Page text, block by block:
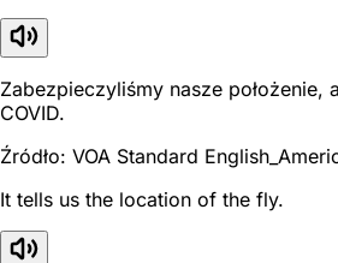
Zabezpieczyliśmy nasze położenie,
COVID.
Źródło: VOA Standard
It tells us the location of the fly.